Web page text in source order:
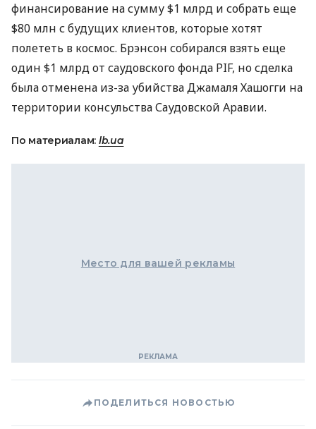
финансирование на сумму $1 млрд и собрать еще
$80 млн с будущих клиентов, которые хотят
полететь в космос. Брэнсон собирался взять еще
один $1 млрд от саудовского фонда PIF, но сделка
была отменена из-за убийства Джамаля Хашогги на
территории консульства Саудовской Аравии.
По материалам: lb.ua
Место для вашей рекламы
ПОДЕЛИТЬСЯ НОВОСТЬЮ